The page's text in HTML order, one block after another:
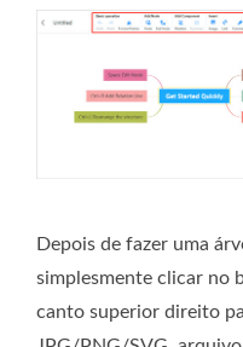
Depois de fazer uma
simplesmente clicar no
canto superior direito